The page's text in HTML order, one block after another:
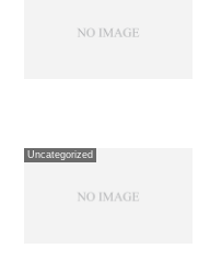
Uncategorized